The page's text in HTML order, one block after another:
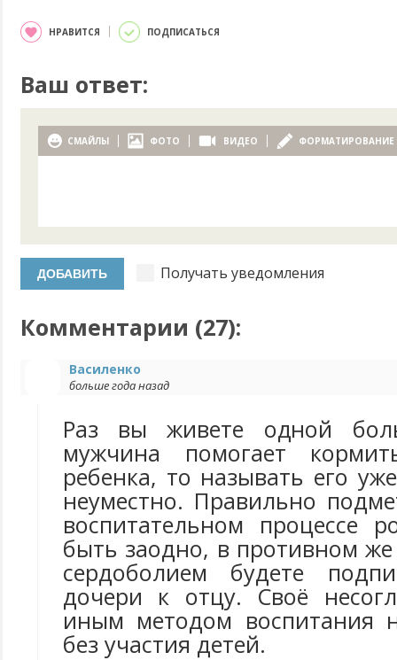
НРАВИТСЯ ПОДПИСАТЬСЯ
Ваш ответ:
СМАЙЛЫ ФОТО ВИДЕО ФОРМАТИРОВАНИЕ
Получать уведомления
Комментарии (27):
Василенко
больше года назад
Раз вы живете одной
мужчина помогает
ребенка, то называть его
неуместно. Правильно
воспитательном процессе
быть заодно, в противном
сердоболием будете
дочери к отцу. Своё
иным методом воспитания
без участия детей.